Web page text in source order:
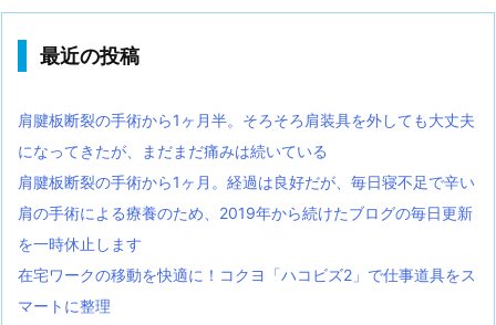
最近の投稿
肩腱板断裂の手術から1ヶ月半。そろそろ肩装具を外しても大丈夫
になってきたが、まだまだ痛みは続いている
肩腱板断裂の手術から1ヶ月。経過は良好だが、毎日寝不足で辛い
肩の手術による療養のため、2019年から続けたブログの毎日更新
を一時休止します
在宅ワークの移動を快適に！コクヨ「ハコビズ2」で仕事道具をス
マートに整理